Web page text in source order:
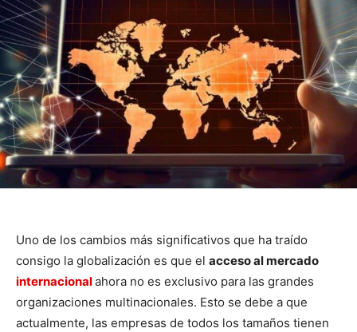
Uno de los cambios más significativos que ha traído
consigo la globalización es que el acceso al mercado
internacionalahora no es exclusivo para las grandes
organizaciones multinacionales. Esto se debe a que
actualmente, las empresas de todos los tamaños tienen